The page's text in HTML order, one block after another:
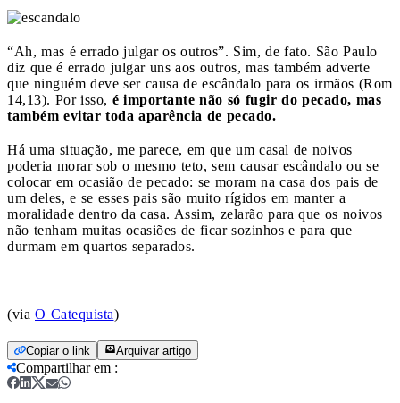
“Ah, mas é errado julgar os outros”. Sim, de fato. São Paulo
diz que é errado julgar uns aos outros, mas também adverte
que ninguém deve ser causa de escândalo para os irmãos (Rom
14,13). Por isso, é importante não só fugir do pecado, mas
também evitar toda aparência de pecado.
Há uma situação, me parece, em que um casal de noivos
poderia morar sob o mesmo teto, sem causar escândalo ou se
colocar em ocasião de pecado: se moram na casa dos pais de
um deles, e se esses pais são muito rígidos em manter a
moralidade dentro da casa. Assim, zelarão para que os noivos
não tenham muitas ocasiões de ficar sozinhos e para que
durmam em quartos separados.
(via O Catequista)
Copiar o link Arquivar artigo
Compartilhar em :